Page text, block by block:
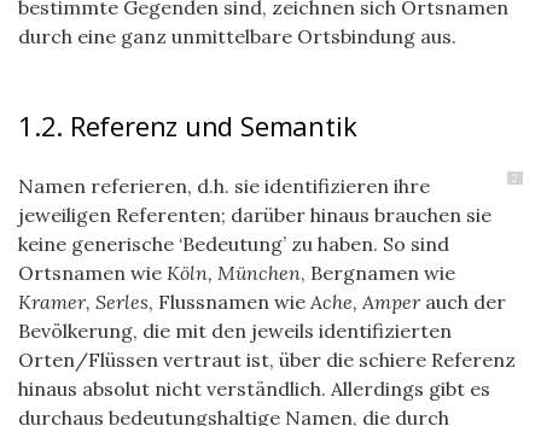
bestimmte Gegenden sind, zeichnen sich Ortsnamen
durch eine ganz unmittelbare Ortsbindung aus.
1.2. Referenz und Semantik
2
Namen referieren, d.h. sie identifizieren ihre
jeweiligen Referenten; darüber hinaus brauchen sie
keine generische ‘Bedeutung’ zu haben. So sind
Ortsnamen wie Köln, München, Bergnamen wie
Kramer, Serles, Flussnamen wieAche, Amperauch der
Bevölkerung, die mit den jeweils identifizierten
Orten/Flüssen vertraut ist, über die schiere Referenz
hinaus absolut nicht verständlich. Allerdings gibt es
durchaus bedeutungshaltige Namen, die durch